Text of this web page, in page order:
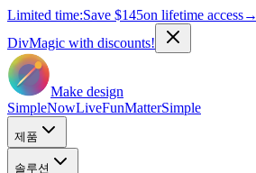
Limited time:Save $145on lifetime access→
DivMagic with discounts!
Make design
SimpleNowLiveFunMatterSimple
제품
솔루션